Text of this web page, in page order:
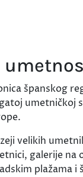
španskog
umetničkoj
velikih
galerije na
plažama